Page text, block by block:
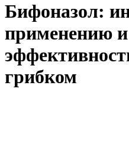
Бифоназол:
применению
грибком